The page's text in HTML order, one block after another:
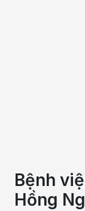
Bệnh
Hồng